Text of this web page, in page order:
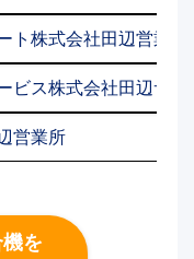
ト株式会社田辺営業所
ビス株式会社田辺サ
営業所
を